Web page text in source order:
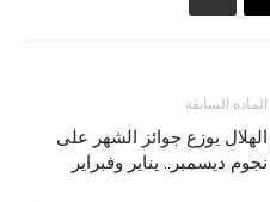
المادة السابقة
الهلال يوزع جوائز الشهر على
نجوم ديسمبر.. يناير وفبراير